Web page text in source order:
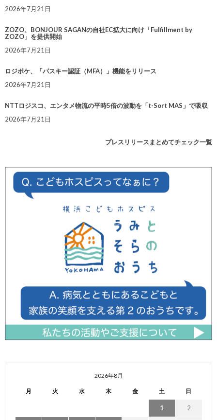
2026年7月21日
ZOZO、BONJOUR SAGANの自社EC拡大に向け「Fulfillment by
ZOZO」を提供開始
2026年7月21日
ロジポケ、「パスキー認証（MFA）」機能をリリース
2026年7月21日
NTTロジスコ、エンタメ物流の平時5倍の波動を「t-Sort MAS」で吸収
2026年7月21日
プレスリリースまとめてチェック一覧
2026年8月
月 火 水 木 金 土 日
1 2